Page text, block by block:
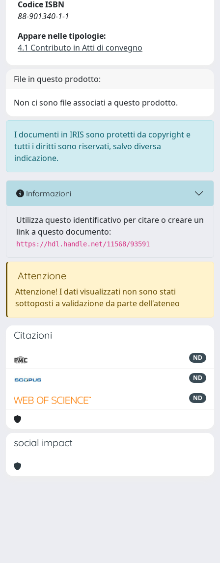
Codice ISBN
88-901340-1-1
Appare nelle tipologie:
4.1 Contributo in Atti di convegno
File in questo prodotto:
Non ci sono file associati a questo prodotto.
I documenti in IRIS sono protetti da copyright e
tutti i diritti sono riservati, salvo diversa
indicazione.
Informazioni
Utilizza questo identificativo per citare o creare un
link a questo documento:
https://hdl.handle.net/11568/93591
Attenzione
Attenzione! I dati visualizzati non sono stati
sottoposti a validazione da parte dell'ateneo
Citazioni
ND
ND
ND
social impact